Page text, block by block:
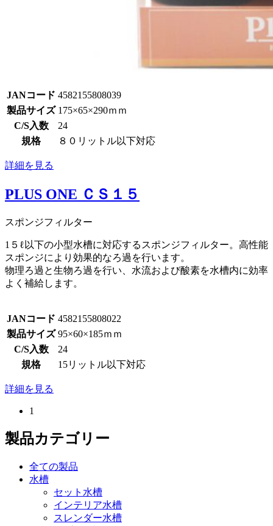
JANコード 4582155808039
製品サイズ 175×65×290ｍｍ
C/S入数
24
規格
８０リットル以下対応
詳細を見る
PLUS ONE ＣＳ１５
スポンジフィルター
1５ℓ以下の小型水槽に対応するスポンジフィルター。高性能
スポンジにより効果的なろ過を行います。
物理ろ過と生物ろ過を行い、水流および酸素を水槽内に効率
よく補給します。
JANコード 4582155808022
製品サイズ 95×60×185ｍｍ
C/S入数
24
規格
15リットル以下対応
詳細を見る
1
製品カテゴリー
全ての製品
水槽
セット水槽
インテリア水槽
スレンダー水槽